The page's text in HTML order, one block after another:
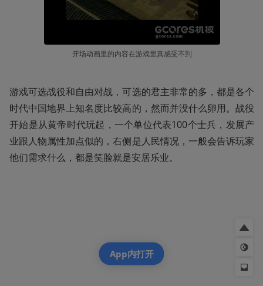
开场动画里的内容在游戏里真感受不到
游戏可选战役和自由对战，可选的君主非常的多，都是各个
时代中国地界上知名度比较高的，然而并没什么卵用。战役
开始是从黄帝时代玩起，一个单位代表100个士兵，发展产
业跟人物属性加点似的，右侧是人民情况，一般会告诉玩家
他们需求什么，都是笑脸就是安居乐业。
App内打开